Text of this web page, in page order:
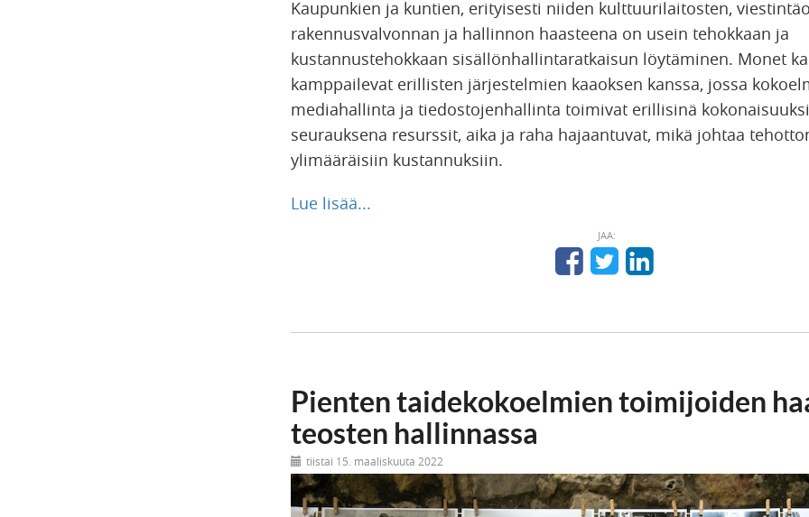
Kaupunkien ja kuntien, erityisesti niiden kulttuurilaitosten,
rakennusvalvonnan ja hallinnon haasteena on usein tehokkaan ja
kustannustehokkaan sisällönhallintaratkaisun löytäminen. Monet
kamppailevat erillisten järjestelmien kaaoksen kanssa, jossa
mediahallinta ja tiedostojenhallinta toimivat erillisinä
seurauksena resurssit, aika ja raha hajaantuvat, mikä johtaa
ylimääräisiin kustannuksiin.
Lue lisää...
JAA:
Pienten taidekokoelmien toimijoiden
teosten hallinnassa
tiistai 15. maaliskuuta 2022